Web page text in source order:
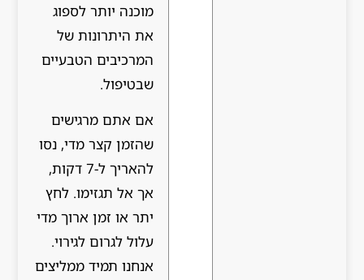
מוכנה יותר לספוג
את היתרונות של
המרכיבים הטבעיים
שבטיפול.
אם אתם מרגישים
שהזמן קצר מדי, נסו
להאריך ל-7 דקות,
אך אל תגזימו. לחץ
יתר או זמן ארוך מדי
עלול לגרום לגירוי.
אנחנו תמיד ממליצים